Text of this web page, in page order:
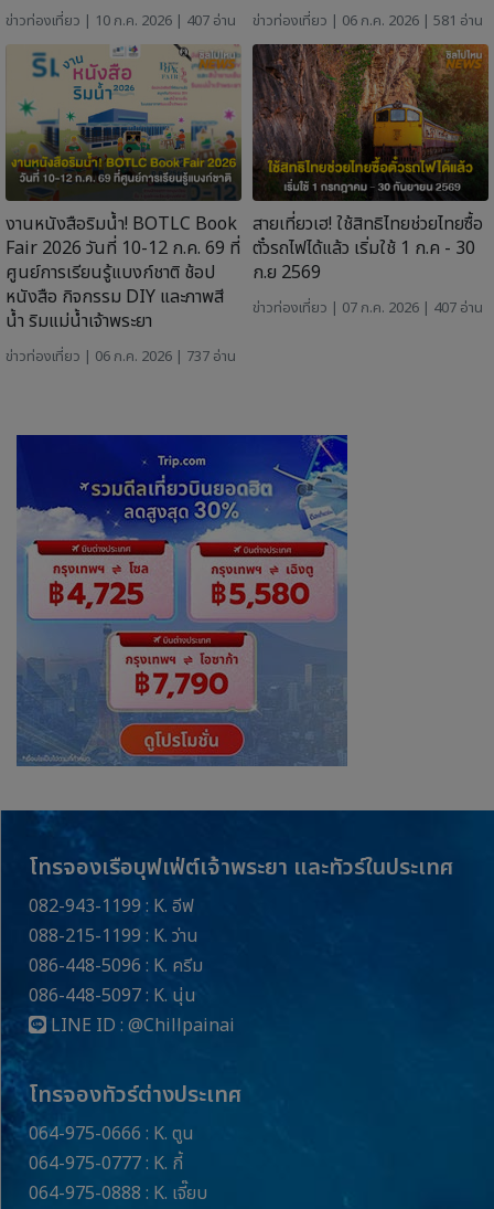
ข่าวท่องเที่ยว | 10 ก.ค. 2026 | 407 อ่าน ข่าวท่องเที่ยว | 06 ก.ค. 2026 | 581 อ่าน
งานหนังสือริมน้ำ! BOTLC Book
Fair 2026 วันที่ 10-12 ก.ค. 69 ที่
ศูนย์การเรียนรู้แบงก์ชาติ ช้อป
หนังสือ กิจกรรม DIY และภาพสี
น้ำ ริมแม่น้ำเจ้าพระยา
ข่าวท่องเที่ยว | 06 ก.ค. 2026 | 737 อ่าน
สายเที่ยวเฮ! ใช้สิทธิไทยช่วยไทยซื้อ
ตั๋วรถไฟได้แล้ว เริ่มใช้ 1 ก.ค - 30
ก.ย 2569
ข่าวท่องเที่ยว | 07 ก.ค. 2026 | 407 อ่าน
โทรจองเรือบุฟเฟ่ต์เจ้าพระยา และทัวร์ในประเทศ
082-943-1199 : K. อีฟ
088-215-1199 : K. ว่าน
086-448-5096 : K. ครีม
086-448-5097 : K. นุ่น
LINE ID : @Chillpainai
โทรจองทัวร์ต่างประเทศ
064-975-0666 : K. ตูน
064-975-0777 : K. กี้
064-975-0888 : K. เจี๊ยบ